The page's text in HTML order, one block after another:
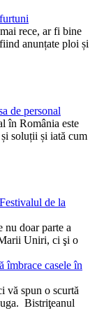
rece, ar fi bine
anunțate ploi și
de personal
în România este
soluții și iată cum
de la
nu doar parte a
Uniri, ci şi o
îmbrace casele în
vă spun o scurtă
Bistriţeanul